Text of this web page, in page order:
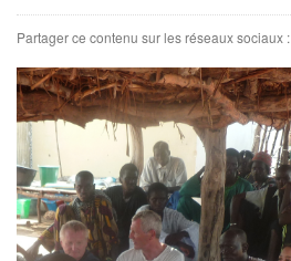
VOUS ÊTES...
Partager ce contenu sur les réseaux sociaux :